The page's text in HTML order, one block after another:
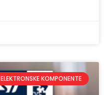
ELEKTRONSKE KOMPONENTE